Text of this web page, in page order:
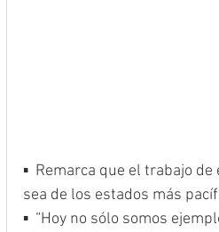
▪  Remarca que el trabajo
sea de los estados más
▪  “Hoy no sólo somos